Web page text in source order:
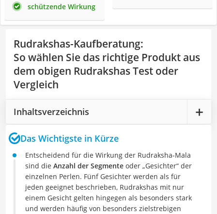
schützende Wirkung
Rudrakshas-Kaufberatung:
So wählen Sie das richtige Produkt aus
dem obigen Rudrakshas Test oder
Vergleich
Inhaltsverzeichnis
Das Wichtigste in Kürze
Entscheidend für die Wirkung der Rudraksha-Mala
sind die Anzahl der Segmente oder „Gesichter“ der
einzelnen Perlen. Fünf Gesichter werden als für
jeden geeignet beschrieben, Rudrakshas mit nur
einem Gesicht gelten hingegen als besonders stark
und werden häufig von besonders zielstrebigen